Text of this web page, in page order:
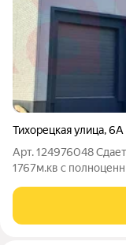
Тихорецкая улица,6А
Арт. 124976048
1767м.кв с
панорамно
торговый зал